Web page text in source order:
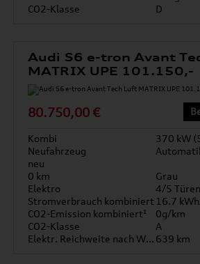
CO2-Klasse
D
Audi S6 e-tron Avant
MATRIX UPE 101.150,-
80.750,00 €
Kombi
370 kW
Neufahrzeug
neu
0 km
Grau
Elektro
4/5 Türen
Stromverbrauch kombiniert 16.7
CO2-Emission kombiniert¹
0g/km
CO2-Klasse
A
Elektr. Reichweite nach WLTP* 639 km